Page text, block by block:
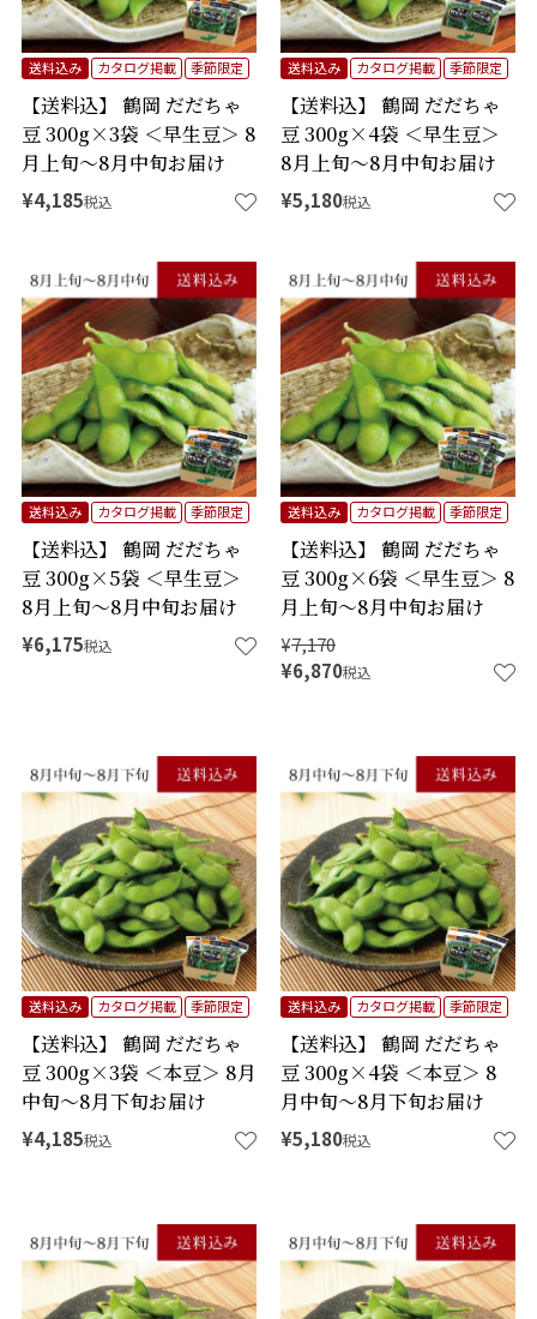
【送料込】 鶴岡 だだちゃ
豆 300g×3袋 ＜早生豆＞ 8
月上旬～8月中旬お届け
送料込み カタログ掲載 季節限定
¥4,185税込
【送料込】 鶴岡 だだちゃ
豆 300g×4袋 ＜早生豆＞
8月上旬～8月中旬お届け
送料込み カタログ掲載 季節限定
¥5,180税込
【送料込】 鶴岡 だだちゃ
豆 300g×5袋 ＜早生豆＞
8月上旬～8月中旬お届け
送料込み カタログ掲載 季節限定
¥6,175税込
【送料込】 鶴岡 だだちゃ
豆 300g×6袋 ＜早生豆＞ 8
月上旬～8月中旬お届け
送料込み カタログ掲載 季節限定
¥7,170
¥6,870税込
【送料込】 鶴岡 だだちゃ
豆 300g×3袋 ＜本豆＞ 8月
中旬～8月下旬お届け
送料込み カタログ掲載 季節限定
¥4,185税込
【送料込】 鶴岡 だだちゃ
豆 300g×4袋 ＜本豆＞ 8
月中旬～8月下旬お届け
送料込み カタログ掲載 季節限定
¥5,180税込